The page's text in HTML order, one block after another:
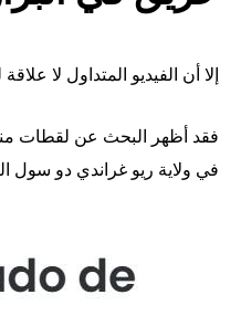
إلا أن الفيديو المتداول لا
فقد أظهر البحث عن لقطات
في ولاية ريو غراندي دو سول